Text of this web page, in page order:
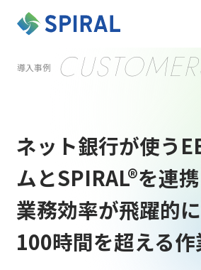
導入事例
ネット銀行が使う
ムとSPIRAL®を連携
業務効率が飛躍的に
100時間を超える